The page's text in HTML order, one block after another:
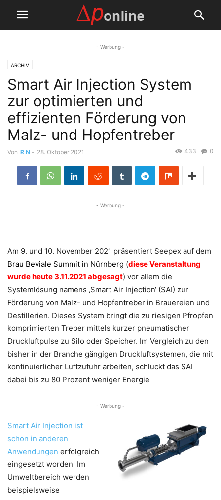
- Werbung -
ARCHIV
Smart Air Injection System
zur optimierten und
effizienten Förderung von
Malz- und Hopfentreber
Von R N - 28. Oktober 2021 0
433
- Werbung -
Am 9. und 10. November 2021 präsentiert Seepex auf dem
Brau Beviale Summit in Nürnberg (diese Veranstaltung
wurde heute 3.11.2021 abgesagt) vor allem die
Systemlösung namens ‚Smart Air Injection‘ (SAI) zur
Förderung von Malz- und Hopfentreber in Brauereien und
Destillerien. Dieses System bringt die zu riesigen Pfropfen
komprimierten Treber mittels kurzer pneumatischer
Druckluftpulse zu Silo oder Speicher. Im Vergleich zu den
bisher in der Branche gängigen Druckluftsystemen, die mit
kontinuierlicher Luftzufuhr arbeiten, schluckt das SAI
dabei bis zu 80 Prozent weniger Energie
- Werbung -
Smart Air Injection ist
schon in anderen
Anwendungen erfolgreich
eingesetzt worden. Im
Umweltbereich werden
beispielsweise